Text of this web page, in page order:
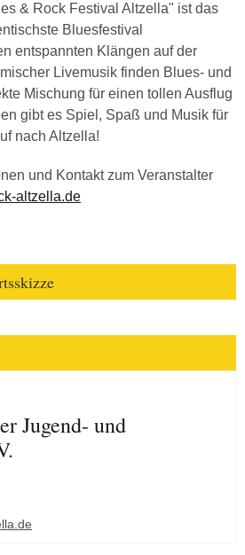
& Rock Festival Altzella" ist das
Bluesfestival
entspannten Klängen auf der
Livemusik finden Blues- und
Mischung für einen tollen Ausflug
gibt es Spiel, Spaß und Musik für
nach Altzella!
und Kontakt zum Veranstalter
altzella.de
Jugend- und